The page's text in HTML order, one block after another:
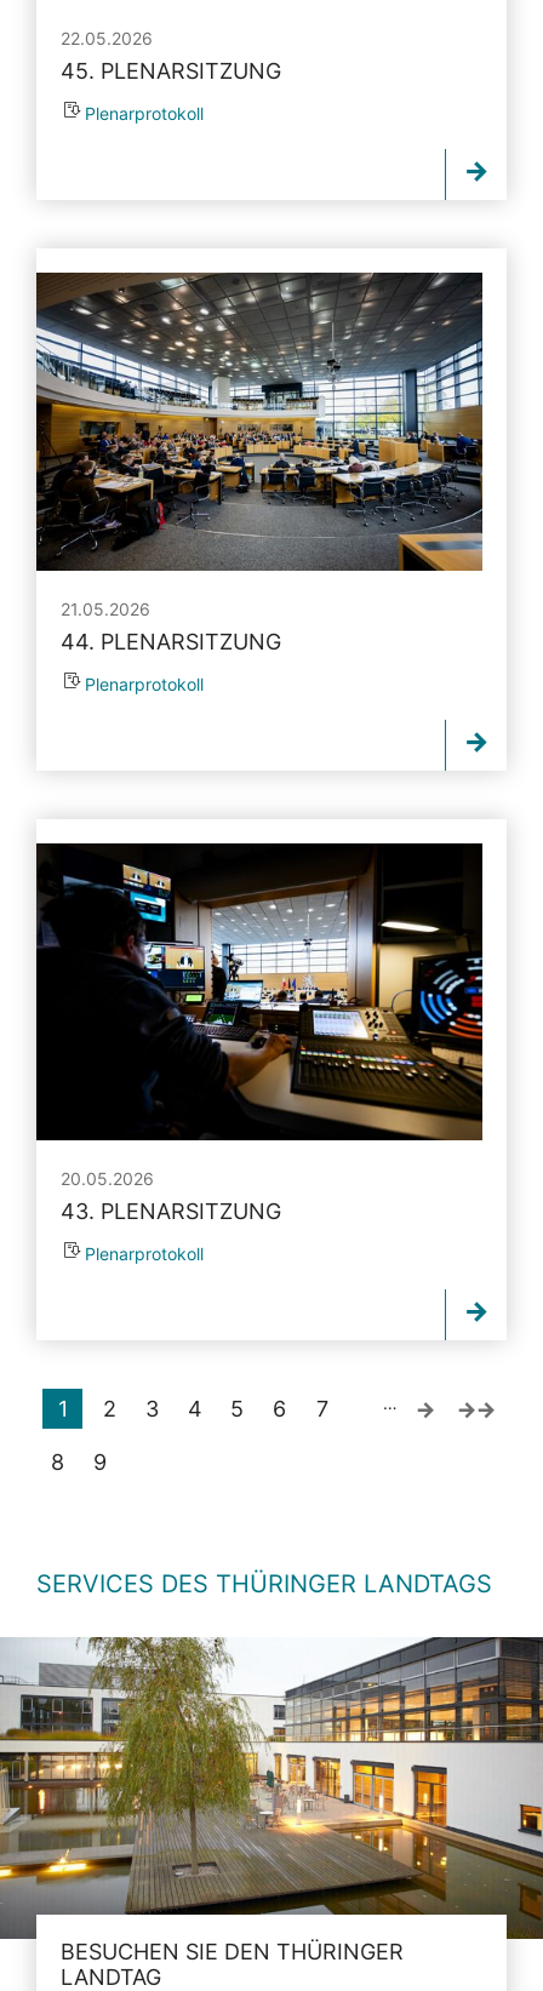
22.05.2026
45. PLENARSITZUNG
Plenarprotokoll
21.05.2026
44. PLENARSITZUNG
Plenarprotokoll
20.05.2026
43. PLENARSITZUNG
Plenarprotokoll
1 2 3 4 5 6 7
8 9
…
SERVICES DES THÜRINGER LANDTAGS
BESUCHEN SIE DEN THÜRINGER
LANDTAG